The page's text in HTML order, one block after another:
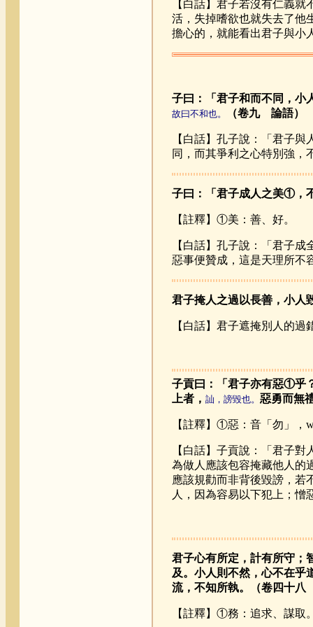
【白話】君子若沒有仁義
活，失掉嗜欲也就失去了他
擔心的，就能看出君子與小
子曰：「君子和而不同，小
故曰不和也。 （卷九 論語）
【白話】孔子說：「君子
同，而其爭利之心特別強，
子曰：「君子成人之美①，
【註釋】①美：善、好。
【白話】孔子說：「君子
惡事便贊成，這是天理所不
君子掩人之過以長善，小
【白話】君子遮掩別人的
子貢曰：「君子亦有惡①乎
上者， 訕，謗毀也。 惡勇而無
【註釋】①惡：音「勿」，
【白話】子貢說：「君子
為做人應該包容掩藏他人的
應該規勸而非背後毀謗，若
人，因為容易以下犯上；憎
君子心有所定，計有所守；
及。小人則不然，心不在乎
流，不知所執。（卷四十
【註釋】①務：追求、謀取